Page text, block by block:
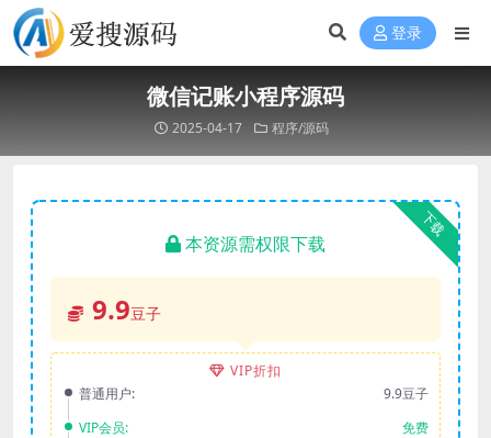
登录
微信记账小程序源码
2025-04-17 程序/源码
下载
本资源需权限下载
9.9豆子
VIP折扣
普通用户:
9.9豆子
VIP会员:
免费